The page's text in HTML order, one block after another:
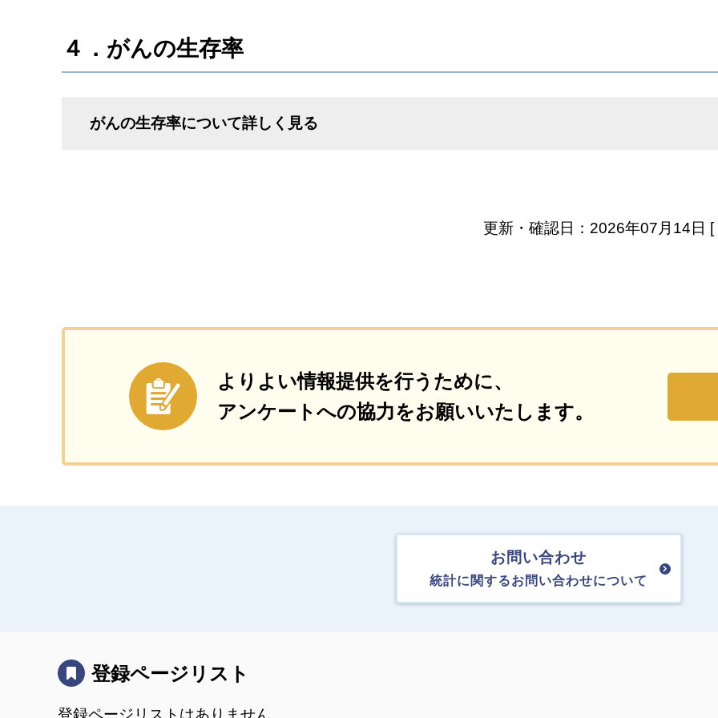
４．がんの生存率
がんの生存率について詳しく見る
更新・確認日：2026年07月14日 [
よりよい情報提供を行うために、
アンケートへの協力をお願いいたします。
お問い合わせ
統計に関するお問い合わせについて
登録ページリスト